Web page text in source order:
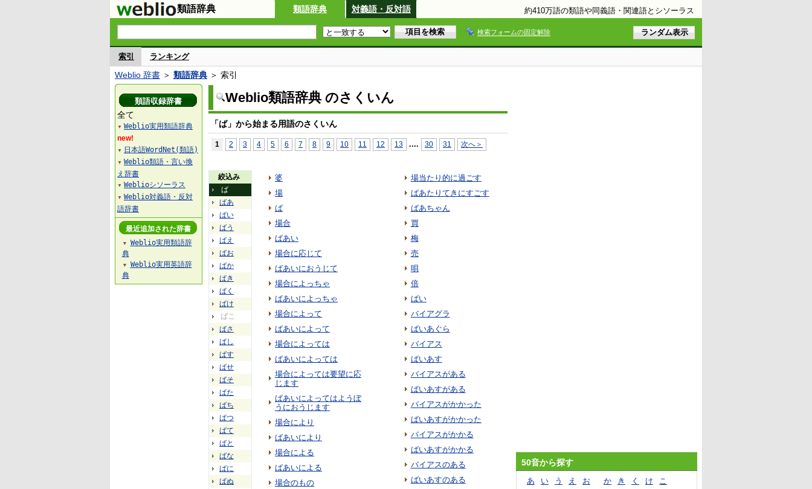
類語辞典 類語辞典 対義語・反対語 約410万語の類語や同義語・関連語とシソーラス
検索フォームの固定解除
索引 ランキング
Weblio 辞書 ＞ 類語辞典 ＞ 索引
Weblio類語辞典 のさくいん
「ば」から始まる用語のさくいん
1 2 3 4 5 6 7 8 9 10 11 12 13 .... 30 31 次へ＞
絞込み
ば
ばあ
ばい
ばう
ばえ
ばお
ばか
ばき
ばく
ばけ
ばこ
ばさ
ばし
ばす
ばせ
ばそ
ばた
ばち
ばつ
ばて
ばと
ばな
ばに
ばぬ
婆
場
ば
場合
ばあい
場合に応じて
ばあいにおうじて
場合によっちゃ
ばあいによっちゃ
場合によって
ばあいによって
場合によっては
ばあいによっては
場合によっては要望に応
じます
ばあいによってはようぼ
うにおうじます
場合により
ばあいにより
場合による
ばあいによる
場合のもの
場当たり的に過ごす
ばあたりてきにすごす
ばあちゃん
買
梅
売
唄
倍
ばい
バイアグラ
ばいあぐら
バイアス
ばいあす
バイアスがある
ばいあすがある
バイアスがかかった
ばいあすがかかった
バイアスがかかる
ばいあすがかかる
バイアスのある
ばいあすのある
類語収録辞書
全て
▼ Weblio実用類語辞典
new!
▼ 日本語WordNet(類語)
▼ Weblio類語・言い換
え辞書
▼ Weblioシソーラス
▼ Weblio対義語・反対
語辞書
最近追加された辞書
▼
Weblio実用類語辞
典
▼
Weblio実用英語辞
典
50音から探す
あ い う え お か き く け
こ